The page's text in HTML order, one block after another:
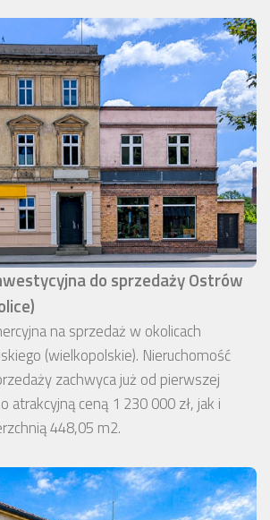
do sprzedaży Ostrów
na sprzedaż w okolicach
(wielkopolskie). Nieruchomość
zachwyca już od pierwszej
atrakcyjną ceną 1 230 000 zł, jak i
448,05 m2.